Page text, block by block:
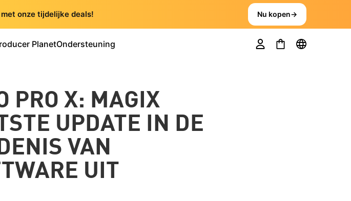
met onze tijdelijke deals! Nu kopen→
PlanetOndersteuning
PRO X: MAGIX
UPDATE IN DE
VAN
UIT